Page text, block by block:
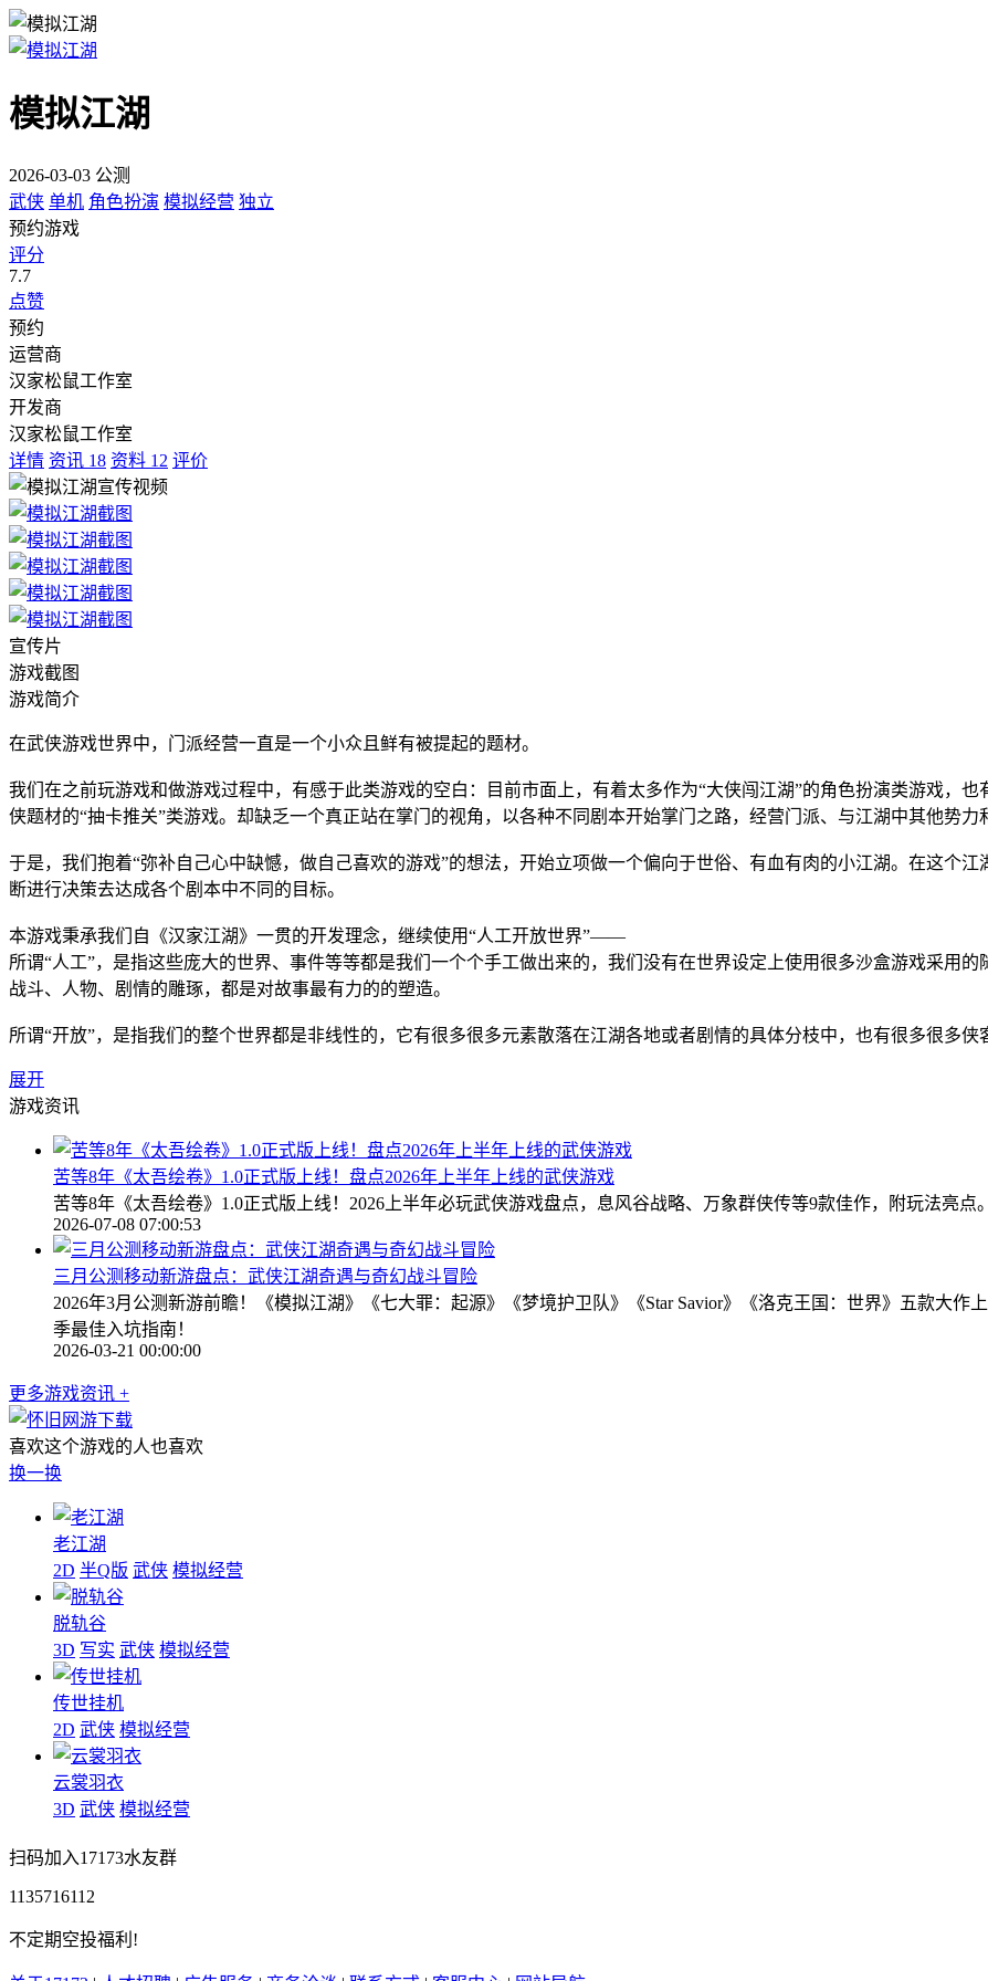
模拟江湖
2026-03-03 公测
武侠 单机 角色扮演 模拟经营 独立
预约游戏
评分
7.7
点赞
预约
运营商
汉家松鼠工作室
开发商
汉家松鼠工作室
详情 资讯 18 资料 12 评价
宣传片
游戏截图
游戏简介
在武侠游戏世界中，门派经营一直是一个小众且鲜有被提起的题材。
我们在之前玩游戏和做游戏过程中，有感于此类游戏的空白：目前市面上，有着太多作为“大侠闯江湖”的角色扮演类游戏，
侠题材的“抽卡推关”类游戏。却缺乏一个真正站在掌门的视角，以各种不同剧本开始掌门之路，经营门派、与江湖中其他势力
于是，我们抱着“弥补自己心中缺憾，做自己喜欢的游戏”的想法，开始立项做一个偏向于世俗、有血有肉的小江湖。在这个
断进行决策去达成各个剧本中不同的目标。
本游戏秉承我们自《汉家江湖》一贯的开发理念，继续使用“人工开放世界”——
所谓“人工”，是指这些庞大的世界、事件等等都是我们一个个手工做出来的，我们没有在世界设定上使用很多沙盒游戏采用
战斗、人物、剧情的雕琢，都是对故事最有力的的塑造。
所谓“开放”，是指我们的整个世界都是非线性的，它有很多很多元素散落在江湖各地或者剧情的具体分枝中，也有很多很多侠
展开
游戏资讯
苦等8年《太吾绘卷》1.0正式版上线！盘点2026年上半年上线的武侠游戏
苦等8年《太吾绘卷》1.0正式版上线！2026上半年必玩武侠游戏盘点，息风谷战略、万象群侠传等9款佳作，附玩法亮点
2026-07-08 07:00:53
三月公测移动新游盘点：武侠江湖奇遇与奇幻战斗冒险
2026年3月公测新游前瞻！《模拟江湖》《七大罪：起源》《梦境护卫队》《Star Savior》《洛克王国：世界》五款大
季最佳入坑指南！
2026-03-21 00:00:00
更多游戏资讯 +
喜欢这个游戏的人也喜欢
换一换
老江湖
2D 半Q版 武侠 模拟经营
脱轨谷
3D 写实 武侠 模拟经营
传世挂机
2D 武侠 模拟经营
云裳羽衣
3D 武侠 模拟经营
扫码加入17173水友群
1135716112
不定期空投福利!